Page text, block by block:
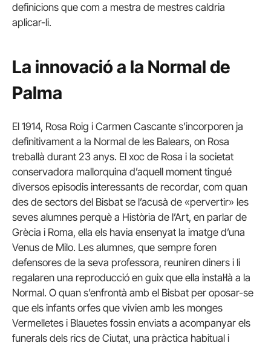
definicions que com a mestra de mestres caldria
aplicar-li.
La innovació a la Normal de
Palma
El 1914, Rosa Roig i Carmen Cascante s’incorporen ja
definitivament a la Normal de les Balears, on Rosa
treballà durant 23 anys. El xoc de Rosa i la societat
conservadora mallorquina d’aquell moment tingué
diversos episodis interessants de recordar, com quan
des de sectors del Bisbat se l’acusà de «pervertir» les
seves alumnes perquè a Història de l’Art, en parlar de
Grècia i Roma, ella els havia ensenyat la imatge d’una
Venus de Milo. Les alumnes, que sempre foren
defensores de la seva professora, reuniren diners i li
regalaren una reproducció en guix que ella instal·là a la
Normal. O quan s’enfrontà amb el Bisbat per oposar-se
que els infants orfes que vivien amb les monges
Vermelletes i Blauetes fossin enviats a acompanyar els
funerals dels rics de Ciutat, una pràctica habitual i